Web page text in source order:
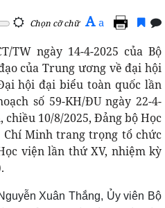
Chọn cỡ chữ A a
TW ngày 14-4-2025 của Bộ
của Trung ương về đại hội
hội đại biểu toàn quốc lần
số 59-KH/ĐU ngày 22-4-
10/8/2025, Đảng bộ Học
Minh trang trọng tổ chức
viện lần thứ XV, nhiệm kỳ
Xuân Thắng, Ủy viên Bộ